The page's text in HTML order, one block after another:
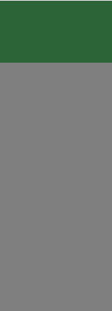
Zur